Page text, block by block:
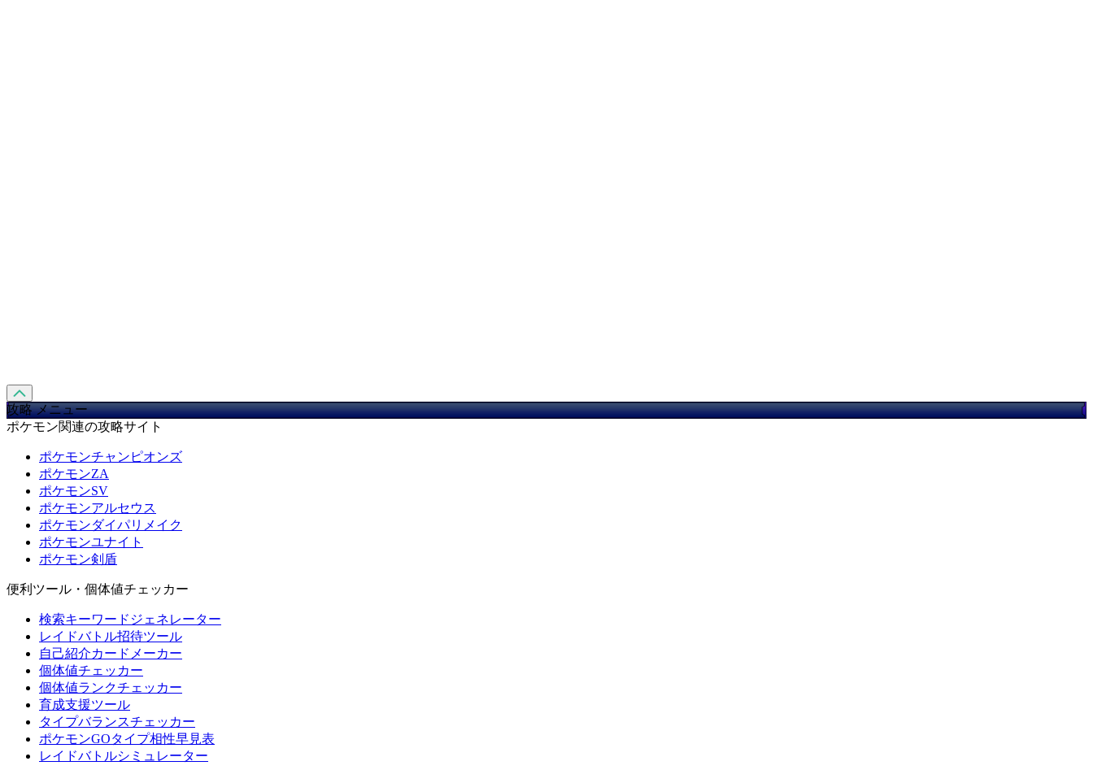
攻略 メニュー
ポケモン関連の攻略サイト
ポケモンチャンピオンズ
ポケモンZA
ポケモンSV
ポケモンアルセウス
ポケモンダイパリメイク
ポケモンユナイト
ポケモン剣盾
便利ツール・個体値チェッカー
検索キーワードジェネレーター
レイドバトル招待ツール
自己紹介カードメーカー
個体値チェッカー
個体値ランクチェッカー
育成支援ツール
タイプバランスチェッカー
ポケモンGOタイプ相性早見表
レイドバトルシミュレーター